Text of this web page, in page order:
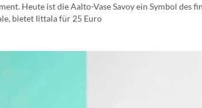
Heute ist die Aalto-Vase Savoy ein Symbol des
bietet Iittala für 25 Euro